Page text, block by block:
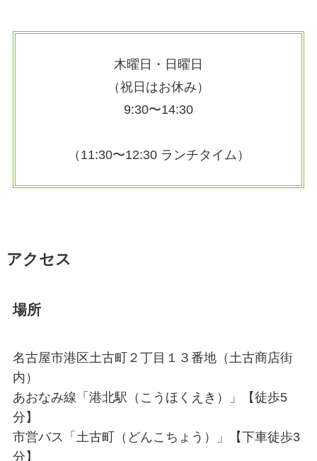
木曜日・日曜日
（祝日はお休み）
9:30〜14:30
（11:30〜12:30 ランチタイム）
アクセス
場所
名古屋市港区土古町２丁目１３番地（土古商店街
内）
あおなみ線「港北駅（こうほくえき）」【徒歩5
分】
市営バス「土古町（どんこちょう）」【下車徒歩3
分】